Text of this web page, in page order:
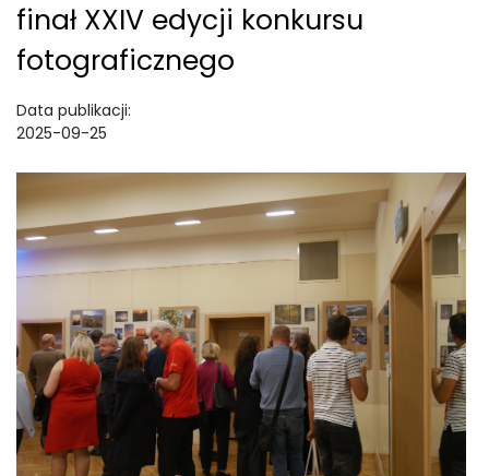
finał XXIV edycji konkursu
fotograficznego
Data publikacji:
2025-09-25